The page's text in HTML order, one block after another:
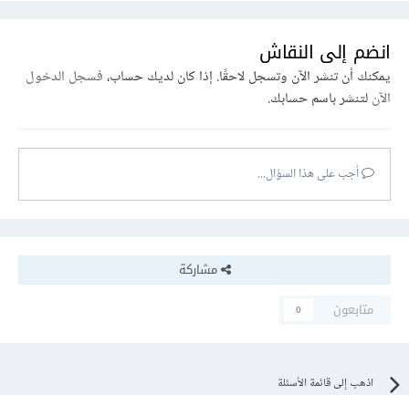
انضم إلى النقاش
يمكنك أن تنشر الآن وتسجل لاحقًا. إذا كان لديك حساب،فسجل الدخول
الآنلتنشر باسم حسابك.
أجب على هذا السؤال...
مشاركة
متابعون
0
اذهب إلى قائمة الأسئلة